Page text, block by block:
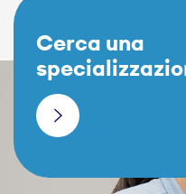
Cerca una